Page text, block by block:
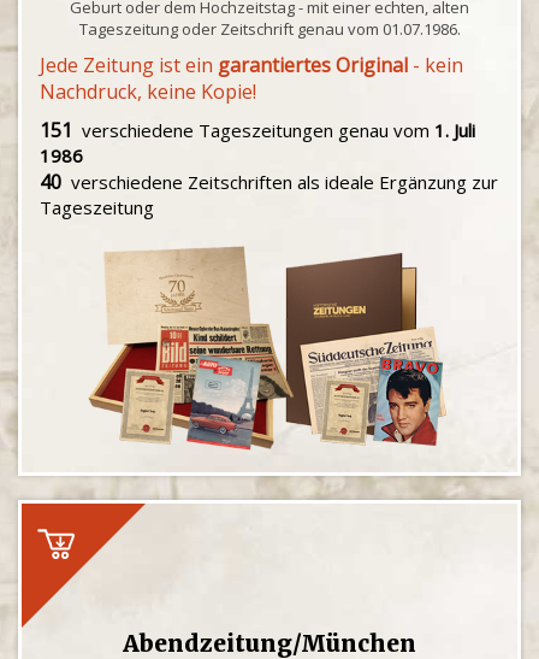
Geburt oder dem Hochzeitstag - mit einer echten, alten
Tageszeitung oder Zeitschrift genau vom 01.07.1986.
Jede Zeitung ist ein garantiertes Original - kein
Nachdruck, keine Kopie!
151 verschiedene Tageszeitungen genau vom 1. Juli
1986
40 verschiedene Zeitschriften als ideale Ergänzung zur
Tageszeitung
Abendzeitung/München